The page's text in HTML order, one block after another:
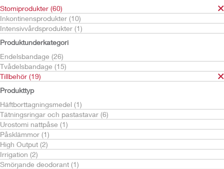
Stomiprodukter (60)
Inkontinensprodukter (10)
Intensivvårdsprodukter (1)
Produktunderkategori
Endelsbandage (26)
Tvådelsbandage (15)
Tillbehör (19)
Produkttyp
Häftborttagningsmedel (1)
Tätningsringar och pastastavar (6)
Urostomi nattpåse (1)
Påsklämmor (1)
High Output (2)
Irrigation (2)
Smörjande deodorant (1)
Stomiprodukter
Tillbehör
Stomipasta
Adapt
Ditt val matchade1resultat
Sortera efter: